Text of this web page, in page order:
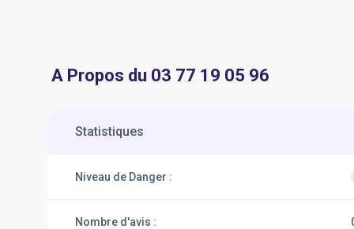
A Propos du 03 77 19 05 96
Statistiques
Niveau de Danger :
Nombre d'avis :